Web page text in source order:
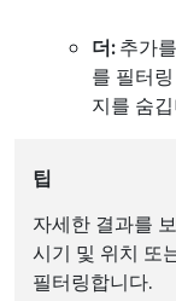
더:추가
를 필터
지를 숨
팁
자세한 결과를
시기 및 위치 또
필터링합니다.